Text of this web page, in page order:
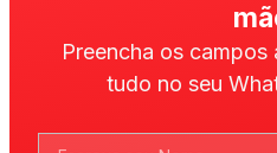
Preencha os
tudo no seu